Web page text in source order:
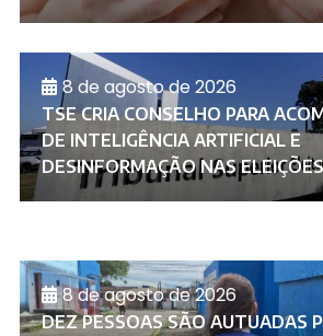
8 de agosto de 2026
TSE CRIA CONSELHO PARA
DE INTELIGÊNCIA ARTIFICIAL E
DESINFORMAÇÃO NAS ELEIÇÕES
8 de agosto de 2026
DEZ PESSOAS SÃO AUTUADAS